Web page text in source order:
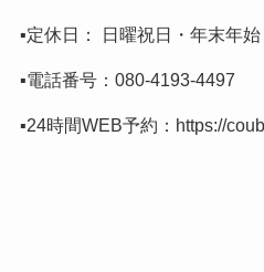
▪️定休日： 日曜祝日・年末年始
▪️電話番号： 080-4193-4497
▪️24時間WEB予約： https://